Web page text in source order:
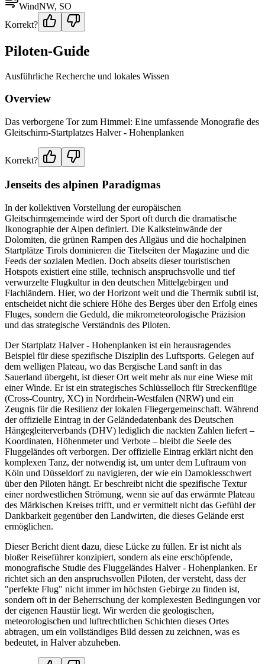
WindNW, SO
Korrekt?
Piloten-Guide
Ausführliche Recherche und lokales Wissen
Overview
Das verborgene Tor zum Himmel: Eine umfassende Monografie des
Gleitschirm-Startplatzes Halver - Hohenplanken
Korrekt?
Jenseits des alpinen Paradigmas
In der kollektiven Vorstellung der europäischen
Gleitschirmgemeinde wird der Sport oft durch die dramatische
Ikonographie der Alpen definiert. Die Kalksteinwände der
Dolomiten, die grünen Rampen des Allgäus und die hochalpinen
Startplätze Tirols dominieren die Titelseiten der Magazine und die
Feeds der sozialen Medien. Doch abseits dieser touristischen
Hotspots existiert eine stille, technisch anspruchsvolle und tief
verwurzelte Flugkultur in den deutschen Mittelgebirgen und
Flachländern. Hier, wo der Horizont weit und die Thermik subtil ist,
entscheidet nicht die schiere Höhe des Berges über den Erfolg eines
Fluges, sondern die Geduld, die mikrometeorologische Präzision
und das strategische Verständnis des Piloten.
Der Startplatz Halver - Hohenplanken ist ein herausragendes
Beispiel für diese spezifische Disziplin des Luftsports. Gelegen auf
dem welligen Plateau, wo das Bergische Land sanft in das
Sauerland übergeht, ist dieser Ort weit mehr als nur eine Wiese mit
einer Winde. Er ist ein strategisches Schlüsselloch für Streckenflüge
(Cross-Country, XC) in Nordrhein-Westfalen (NRW) und ein
Zeugnis für die Resilienz der lokalen Fliegergemeinschaft. Während
der offizielle Eintrag in der Geländedatenbank des Deutschen
Hängegleiterverbands (DHV) lediglich die nackten Zahlen liefert –
Koordinaten, Höhenmeter und Verbote – bleibt die Seele des
Fluggeländes oft verborgen. Der offizielle Eintrag erklärt nicht den
komplexen Tanz, der notwendig ist, um unter dem Luftraum von
Köln und Düsseldorf zu navigieren, der wie ein Damoklesschwert
über den Piloten hängt. Er beschreibt nicht die spezifische Textur
einer nordwestlichen Strömung, wenn sie auf das erwärmte Plateau
des Märkischen Kreises trifft, und er vermittelt nicht das Gefühl der
Dankbarkeit gegenüber den Landwirten, die dieses Gelände erst
ermöglichen.
Dieser Bericht dient dazu, diese Lücke zu füllen. Er ist nicht als
bloßer Reiseführer konzipiert, sondern als eine erschöpfende,
monografische Studie des Fluggeländes Halver - Hohenplanken. Er
richtet sich an den anspruchsvollen Piloten, der versteht, dass der
"perfekte Flug" nicht immer im höchsten Gebirge zu finden ist,
sondern oft in der Beherrschung der komplexesten Bedingungen vor
der eigenen Haustür liegt. Wir werden die geologischen,
meteorologischen und luftrechtlichen Schichten dieses Ortes
abtragen, um ein vollständiges Bild dessen zu zeichnen, was es
bedeutet, in Halver abzuheben.